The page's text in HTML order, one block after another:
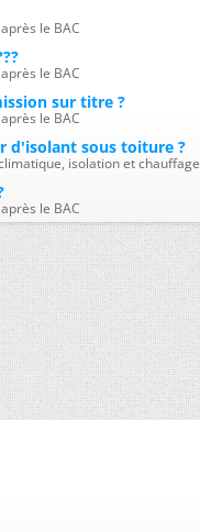
le BAC
le BAC
sur titre ?
le BAC
d'isolant sous toiture ?
isolation et chauffage
le BAC